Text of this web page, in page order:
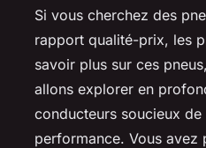
pneus
et
Si vous cherchez des
rapport qualité-prix, les
savoir plus sur ces
allons explorer en
conducteurs soucieux
performance. Vous avez